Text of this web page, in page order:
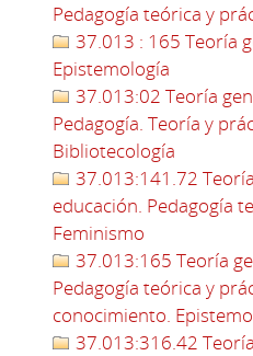
Pedagogía teórica y
37.013 : 165 Teoría
Epistemología
37.013:02 Teoría
Pedagogía. Teoría y
Bibliotecología
37.013:141.72
educación. Pedagogía
Feminismo
37.013:165 Teoría
Pedagogía teórica y
conocimiento.
37.013:316.42